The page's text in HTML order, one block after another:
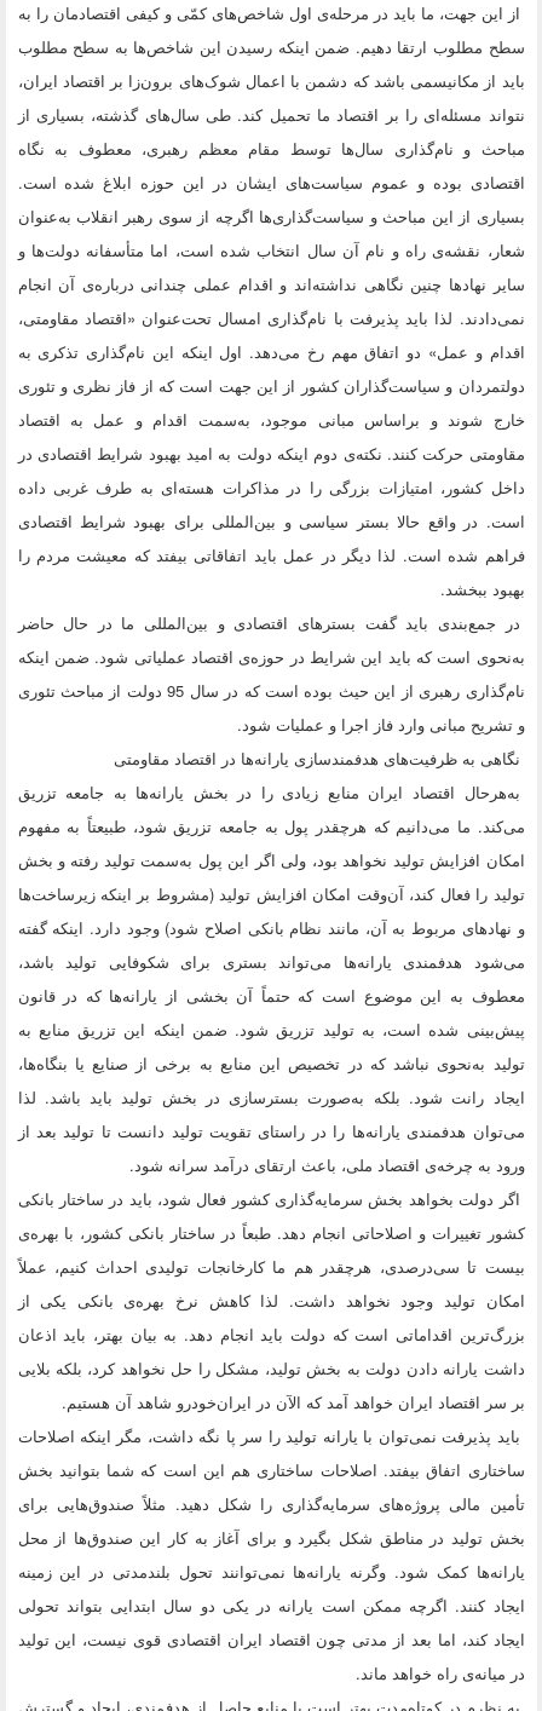
از این جهت، ما باید در مرحله‌ی اول شاخص‌های کمّی و کیفی اقتصادمان را به
سطح مطلوب ارتقا دهیم. ضمن اینکه رسیدن این شاخص‌ها به سطح مطلوب
باید از مکانیسمی باشد که دشمن با اعمال شوک‌های برون‌زا بر اقتصاد ایران،
نتواند مسئله‌ای را بر اقتصاد ما تحمیل کند. طی سال‌های گذشته، بسیاری از
مباحث و نام‌گذاری سال‌ها توسط مقام معظم رهبری، معطوف به نگاه
اقتصادی بوده و عموم سیاست‌های ایشان در این حوزه ابلاغ شده است.
بسیاری از این مباحث و سیاست‌گذاری‌ها اگرچه از سوی رهبر انقلاب به‌عنوان
شعار، نقشه‌ی راه و نام آن سال انتخاب شده است، اما متأسفانه دولت‌ها و
سایر نهادها چنین نگاهی نداشته‌اند و اقدام عملی چندانی درباره‌ی آن انجام
نمی‌دادند. لذا باید پذیرفت با نام‌گذاری امسال تحت‌عنوان «اقتصاد مقاومتی،
اقدام و عمل» دو اتفاق مهم رخ می‌دهد. اول اینکه این نام‌گذاری تذکری به
دولتمردان و سیاست‌گذاران کشور از این جهت است که از فاز نظری و تئوری
خارج شوند و براساس مبانی موجود، به‌سمت اقدام و عمل به اقتصاد
مقاومتی حرکت کنند. نکته‌ی دوم اینکه دولت به امید بهبود شرایط اقتصادی در
داخل کشور، امتیازات بزرگی را در مذاکرات هسته‌ای به طرف غربی داده
است. در واقع حالا بستر سیاسی و بین‌المللی برای بهبود شرایط اقتصادی
فراهم شده است. لذا دیگر در عمل باید اتفاقاتی بیفتد که معیشت مردم را
بهبود ببخشد.
در جمع‌بندی باید گفت بسترهای اقتصادی و بین‌المللی ما در حال حاضر
به‌نحوی است که باید این شرایط در حوزه‌ی اقتصاد عملیاتی شود. ضمن اینکه
نام‌گذاری رهبری از این حیث بوده است که در سال 95 دولت از مباحث تئوری
و تشریح مبانی وارد فاز اجرا و عملیات شود.
نگاهی به ظرفیت‌های هدفمندسازی یارانه‌ها در اقتصاد مقاومتی
به‌هرحال اقتصاد ایران منابع زیادی را در بخش یارانه‌ها به جامعه تزریق
می‌کند. ما می‌دانیم که هرچقدر پول به جامعه تزریق شود، طبیعتاً به مفهوم
امکان افزایش تولید نخواهد بود، ولی اگر این پول به‌سمت تولید رفته و بخش
تولید را فعال کند، آن‌وقت امکان افزایش تولید (مشروط بر اینکه زیرساخت‌ها
و نهادهای مربوط به آن، مانند نظام بانکی اصلاح شود) وجود دارد. اینکه گفته
می‌شود هدفمندی یارانه‌ها می‌تواند بستری برای شکوفایی تولید باشد،
معطوف به این موضوع است که حتماً آن بخشی از یارانه‌ها که در قانون
پیش‌بینی شده است، به تولید تزریق شود. ضمن اینکه این تزریق منابع به
تولید به‌نحوی نباشد که در تخصیص این منابع به برخی از صنایع یا بنگاه‌ها،
ایجاد رانت شود. بلکه به‌صورت بسترسازی در بخش تولید باید باشد. لذا
می‌توان هدفمندی یارانه‌ها را در راستای تقویت تولید دانست تا تولید بعد از
ورود به چرخه‌ی اقتصاد ملی، باعث ارتقای درآمد سرانه شود.
اگر دولت بخواهد بخش سرمایه‌گذاری کشور فعال شود، باید در ساختار بانکی
کشور تغییرات و اصلاحاتی انجام دهد. طبعاً در ساختار بانکی کشور، با بهره‌ی
بیست تا سی‌درصدی، هرچقدر هم ما کارخانجات تولیدی احداث کنیم، عملاً
امکان تولید وجود نخواهد داشت. لذا کاهش نرخ بهره‌ی بانکی یکی از
بزرگ‌ترین اقداماتی است که دولت باید انجام دهد. به بیان بهتر، باید اذعان
داشت یارانه دادن دولت به بخش تولید، مشکل را حل نخواهد کرد، بلکه بلایی
بر سر اقتصاد ایران خواهد آمد که الآن در ایران‌خودرو شاهد آن هستیم.
باید پذیرفت نمی‌توان با یارانه تولید را سر پا نگه داشت، مگر اینکه اصلاحات
ساختاری اتفاق بیفتد. اصلاحات ساختاری هم این است که شما بتوانید بخش
تأمین مالی پروژه‌های سرمایه‌گذاری را شکل دهید. مثلاً صندوق‌هایی برای
بخش تولید در مناطق شکل بگیرد و برای آغاز به کار این صندوق‌ها از محل
یارانه‌ها کمک شود. وگرنه یارانه‌ها نمی‌توانند تحول بلندمدتی در این زمینه
ایجاد کنند. اگرچه ممکن است یارانه در یکی دو سال ابتدایی بتواند تحولی
ایجاد کند، اما بعد از مدتی چون اقتصاد ایران اقتصادی قوی نیست، این تولید
در میانه‌ی راه خواهد ماند.